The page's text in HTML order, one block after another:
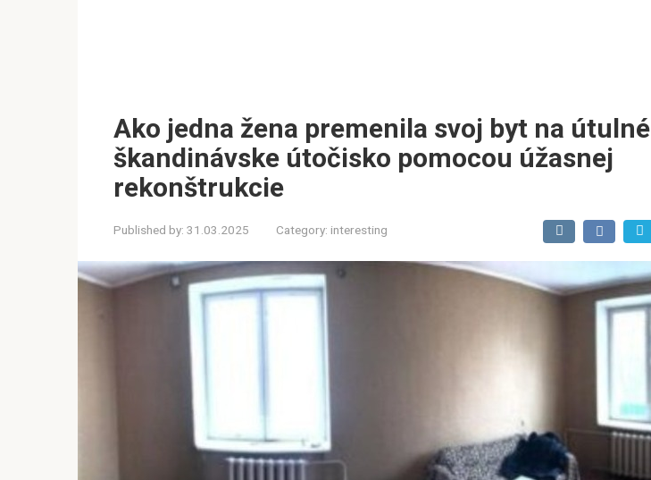
Ako jedna žena premenila svoj byt na útulné
škandinávske útočisko pomocou úžasnej
rekonštrukcie
Published by: 31.03.2025 Category: interesting